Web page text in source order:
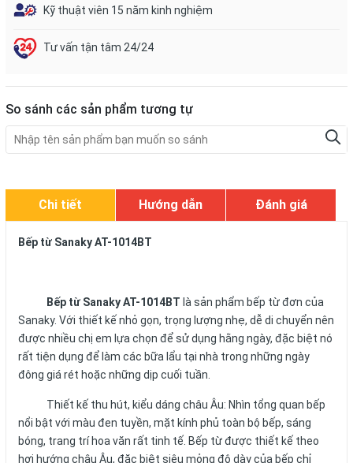
Kỹ thuật viên 15 năm kinh nghiệm
Tư vấn tận tâm 24/24
So sánh các sản phẩm tương tự
Chi tiết Hướng dẫn Đánh giá
Bếp từ Sanaky AT-1014BT
Bếp từ SanakyAT-1014BT là sản phẩm bếp từ đơn của
Sanaky. Với thiết kế nhỏ gọn, trọng lượng nhẹ, dễ di chuyển nên
được nhiều chị em lựa chọn để sử dụng hằng ngày, đặc biệt nó
rất tiện dụng để làm các bữa lẩu tại nhà trong những ngày
đông giá rét hoặc những dịp cuối tuần.
Thiết kế thu hút, kiểu dáng châu Âu: Nhìn tổng quan bếp
nổi bật với màu đen tuyền, mặt kính phủ toàn bộ bếp, sáng
bóng, trang trí hoa văn rất tinh tế. Bếp từ được thiết kế theo
hơi hướng châu Âu, đặc biệt siêu mỏng độ dày của bếp chỉ